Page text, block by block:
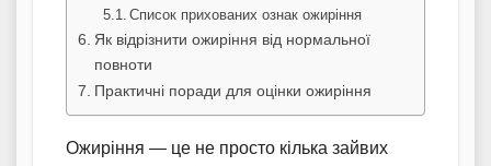
Список прихованих ознак ожиріння
Як відрізнити ожиріння від нормальної
повноти
Практичні поради для оцінки ожиріння
Ожиріння — це не просто кілька зайвих